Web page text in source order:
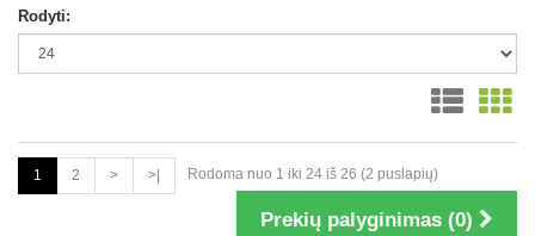
Rodyti:
1 2 > >| Rodoma nuo 1 iki 24 iš 26 (2 puslapių)
Prekių palyginimas (0)